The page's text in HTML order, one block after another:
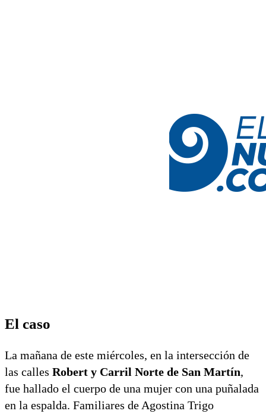
El caso
La mañana de este miércoles, en la intersección de
las calles Robert y Carril Norte de San Martín,
fue hallado el cuerpo de una mujer con una puñalada
en la espalda. Familiares de Agostina Trigo